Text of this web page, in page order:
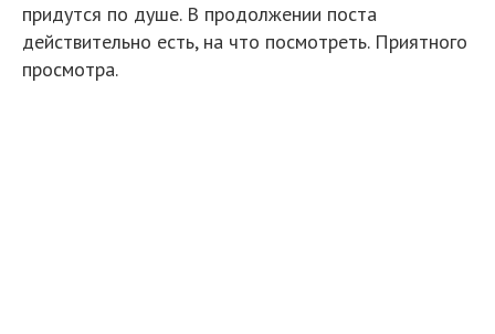
придутся по душе. В продолжении поста
действительно есть, на что посмотреть. Приятного
просмотра.